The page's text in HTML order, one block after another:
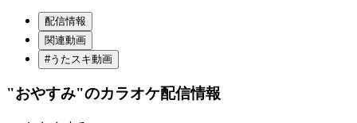
配信情報
関連動画
#うたスキ動画
"おやすみ"のカラオケ配信情報